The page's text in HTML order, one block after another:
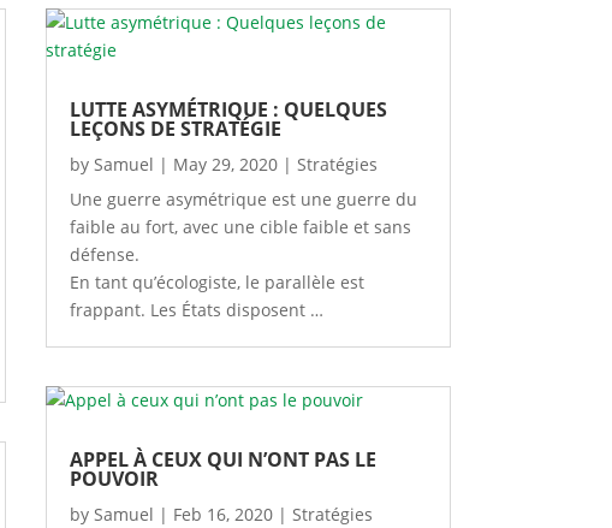
LUTTE ASYMÉTRIQUE : QUELQUES
LEÇONS DE STRATÉGIE
by Samuel | May 29, 2020| Stratégies
Une guerre asymétrique est une guerre du
faible au fort, avec une cible faible et sans
défense.
En tant qu’écologiste, le parallèle est
frappant. Les États disposent …
APPEL À CEUX QUI N’ONT PAS LE
POUVOIR
by Samuel | Feb 16, 2020| Stratégies